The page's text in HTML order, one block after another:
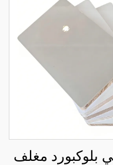
بلوكبورد مغلف